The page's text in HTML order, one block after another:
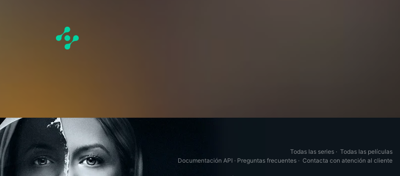
Todas las series · Todas las películas
Documentación API · Preguntas frecuentes · Contacta con atención al cliente